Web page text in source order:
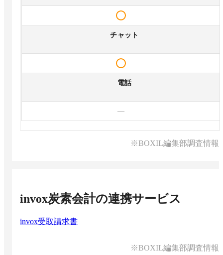
チャット
電話
—
※BOXIL編集部調査情報
invox炭素会計の連携サービス
invox受取請求書
※BOXIL編集部調査情報